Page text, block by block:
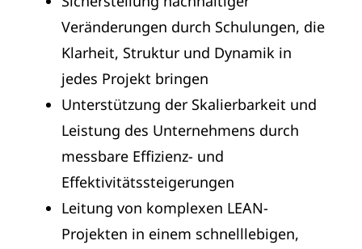
Veränderungen durch Schulungen, die
Klarheit, Struktur und Dynamik in
jedes Projekt bringen
Unterstützung der Skalierbarkeit und
Leistung des Unternehmens durch
messbare Effizienz- und
Effektivitätssteigerungen
Leitung von komplexen LEAN-
Projekten in einem schnelllebigen,